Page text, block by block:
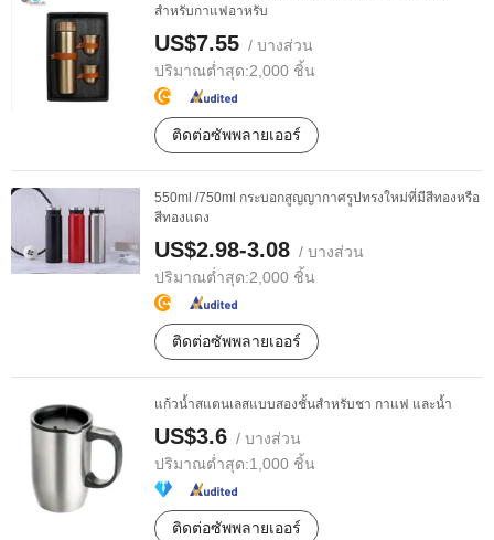
สำหรับกาแฟอาหรับ
US$7.55 / บางส่วน
ปริมาณต่ำสุด:2,000 ชิ้น
ติดต่อซัพพลายเออร์
550ml /750ml กระบอกสูญญากาศรูปทรงใหม่ที่มีสีทองหรือ
สีทองแดง
US$2.98-3.08 / บางส่วน
ปริมาณต่ำสุด:2,000 ชิ้น
ติดต่อซัพพลายเออร์
แก้วน้ำสแตนเลสแบบสองชั้นสำหรับชา กาแฟ และน้ำ
US$3.6 / บางส่วน
ปริมาณต่ำสุด:1,000 ชิ้น
ติดต่อซัพพลายเออร์